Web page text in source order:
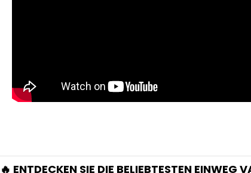
🔥 ENTDECKEN SIE DIE BELIEBTESTEN EINWEG